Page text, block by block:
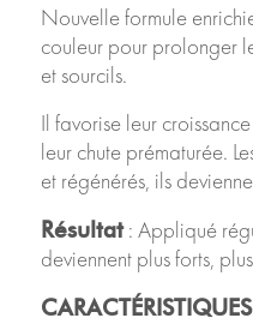
Nouvelleformule
couleur pour prolonger
et sourcils.
Il favorise leur
leur chute prématurée.
et régénérés, ils
Résultat: Appliqué
deviennent plus forts,